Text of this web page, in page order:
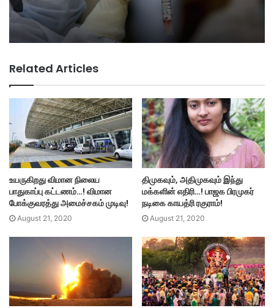
Related Articles
உயருகிறது விமான நிலைய
பாதுகாப்பு கட்டணம்…! விமான
போக்குவரத்து அமைச்சகம் முடிவு!
August 21, 2020
திமுகவும், அதிமுகவும் இந்து
மக்களின் எதிரி…! பாஜக பிரமுகர்
நடிகை காயத்ரி ரகுராம்!
August 21, 2020